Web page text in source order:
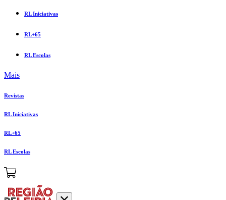
RL Iniciativas
RL+65
RL Escolas
Mais
Revistas
RL Iniciativas
RL+65
RL Escolas